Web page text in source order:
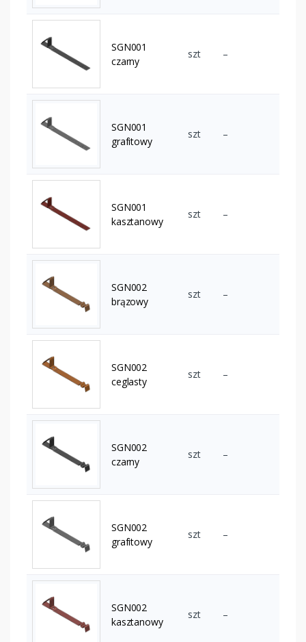
SGN001
czarny
szt –
SGN001
grafitowy
szt –
SGN001
kasztanowy
szt –
SGN002
brązowy
szt –
SGN002
ceglasty
szt –
SGN002
czarny
szt –
SGN002
grafitowy
szt –
SGN002
kasztanowy
szt –